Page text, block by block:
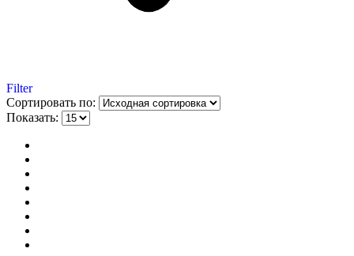
Filter
Сортировать по:
Показать: